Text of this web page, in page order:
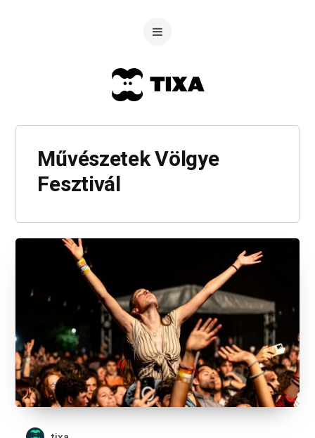
Művészetek Völgye
Fesztivál